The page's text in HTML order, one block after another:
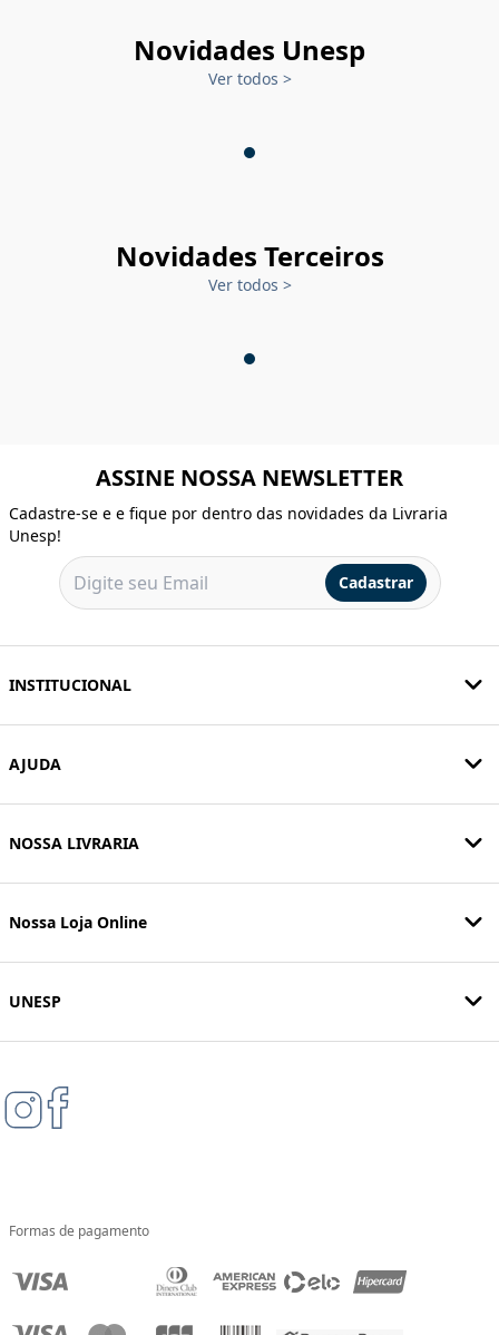
Novidades Unesp
Ver todos >
Novidades Terceiros
Ver todos >
ASSINE NOSSA NEWSLETTER
Cadastre-se e e fique por dentro das novidades da Livraria
Unesp!
Cadastrar
INSTITUCIONAL
AJUDA
NOSSA LIVRARIA
Nossa Loja Online
UNESP
Formas de pagamento